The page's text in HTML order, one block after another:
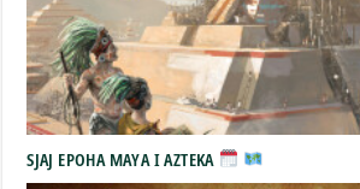
SJAJ EPOHA MAYA I AZTEKA